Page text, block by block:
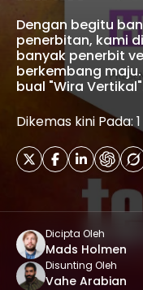
Dengan begitu
penerbitan, kami
banyak penerbit
berkembang
bual "Wira
Dikemas kini Pada:
Dicipta Oleh
Mads Holmen
Disunting Oleh
Vahe Arabian